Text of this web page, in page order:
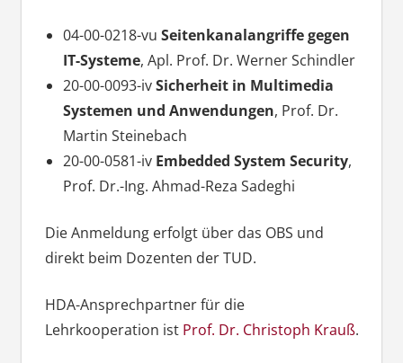
04-00-0218-vu Seitenkanalangriffe gegen
IT-Systeme, Apl. Prof. Dr. Werner Schindler
20-00-0093-ivSicherheit in Multimedia
Systemen und Anwendungen, Prof. Dr.
Martin Steinebach
20-00-0581-iv Embedded System Security,
Prof. Dr.-Ing. Ahmad-Reza Sadeghi
Die Anmeldung erfolgt über das OBS und
direkt beim Dozenten der TUD.
HDA-Ansprechpartner für die
Lehrkooperation ist Prof. Dr. Christoph Krauß.